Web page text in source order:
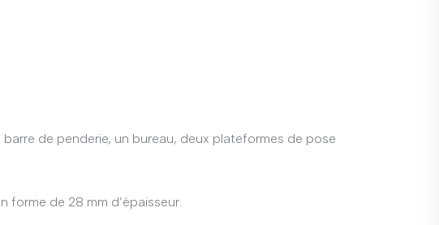
de penderie, un bureau, deux plateformes de pose
forme de 28 mm d’épaisseur.